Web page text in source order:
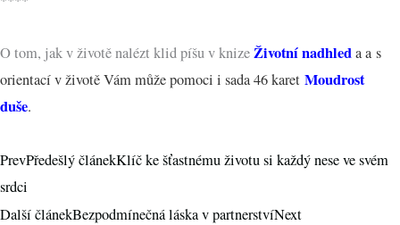
O tom, jak v životě nalézt klid píšu v knizeŽivotní nadhleda a s
orientací v životě Vám může pomoci i sada 46 karet Moudrost
duše.
PrevPředešlý článekKlíč ke šťastnému životu si každý nese ve svém
srdci
Další článekBezpodmínečná láska v partnerstvíNext